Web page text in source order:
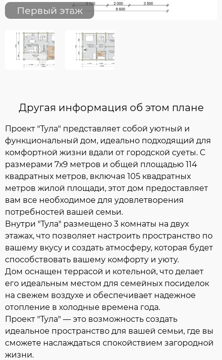
Первый этаж
Другая информация об этом плане
Проект "Тула" представляет собой уютный и
функциональный дом, идеально подходящий для
комфортной жизни вдали от городской суеты. С
размерами 7х9 метров и общей площадью 114
квадратных метров, включая 105 квадратных
метров жилой площади, этот дом предоставляет
вам все необходимое для удовлетворения
потребностей вашей семьи.
Внутри "Тула" размещено 3 комнаты на двух
этажах, что позволяет настроить пространство по
вашему вкусу и создать атмосферу, которая будет
способствовать вашему комфорту и уюту.
Дом оснащен террасой и котельной, что делает
его идеальным местом для семейных посиделок
на свежем воздухе и обеспечивает надежное
отопление в холодные времена года.
Проект "Тула" — это возможность создать
идеальное пространство для вашей семьи, где вы
сможете наслаждаться спокойствием загородной
жизни.